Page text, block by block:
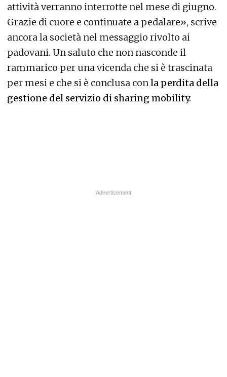
attività verranno interrotte nel mese di giugno.
Grazie di cuore e continuate a pedalare», scrive
ancora la società nel messaggio rivolto ai
padovani. Un saluto che non nasconde il
rammarico per una vicenda che si è trascinata
per mesi e che si è conclusa con la perdita della
gestione del servizio di sharing mobility.